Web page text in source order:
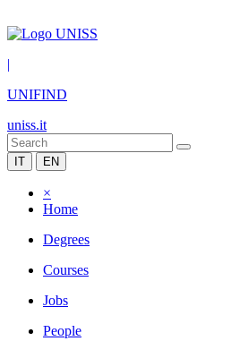
|
UNIFIND
uniss.it
IT EN
×
Home
Degrees
Courses
Jobs
People